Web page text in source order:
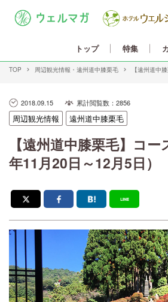
トップ 特集
TOP 周辺観光情報 遠州道中膝栗毛 【遠州道中
2018.09.15 累計閲覧数：2856
周辺観光情報 遠州道中膝栗毛
【遠州道中膝栗毛】コ
年11月20日～12月5日）